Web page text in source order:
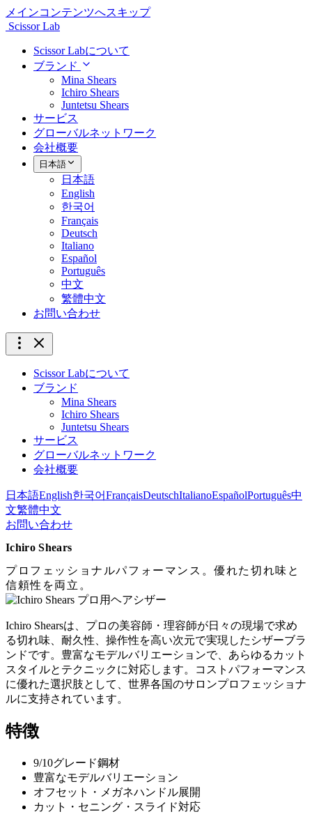
メインコンテンツへスキップ
Scissor Lab
Scissor Labについて
ブランド
Mina Shears
Ichiro Shears
Juntetsu Shears
サービス
グローバルネットワーク
会社概要
日本語
日本語
English
한국어
Français
Deutsch
Italiano
Español
Português
中文
繁體中文
お問い合わせ
Scissor Labについて
ブランド
Mina Shears
Ichiro Shears
Juntetsu Shears
サービス
グローバルネットワーク
会社概要
日本語English한국어FrançaisDeutschItalianoEspañolPortuguês中
文繁體中文
お問い合わせ
Ichiro Shears
プロフェッショナルパフォーマンス。優れた切れ味と
信頼性を両立。
Ichiro Shearsは、プロの美容師・理容師が日々の現場で求め
る切れ味、耐久性、操作性を高い次元で実現したシザーブラ
ンドです。豊富なモデルバリエーションで、あらゆるカット
スタイルとテクニックに対応します。コストパフォーマンス
に優れた選択肢として、世界各国のサロンプロフェッショナ
ルに支持されています。
特徴
9/10グレード鋼材
豊富なモデルバリエーション
オフセット・メガネハンドル展開
カット・セニング・スライド対応